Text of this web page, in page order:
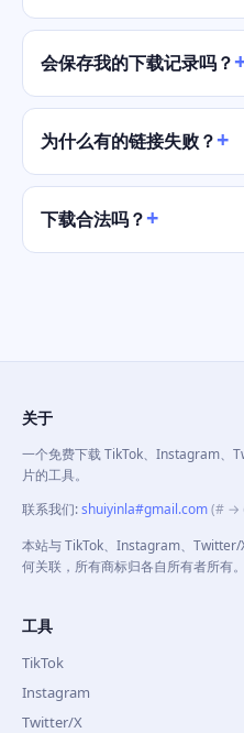
会保存我的下载记录吗？
为什么有的链接失败？
下载合法吗？
关于
一个免费下载 TikTok、Instagram、
片的工具。
联系我们:shuiyinla#gmail.com(# →
本站与 TikTok、Instagram、
何关联，所有商标归各自所有者所有。
工具
TikTok
Instagram
Twitter/X